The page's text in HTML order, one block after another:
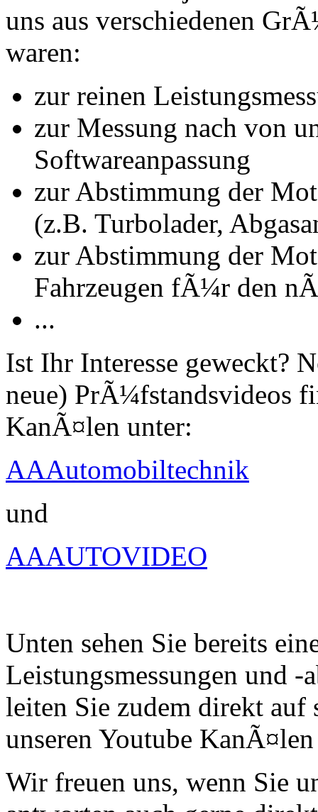
uns aus verschiedenen
waren:
zur reinen
zur Messung nach von
Softwareanpassung
zur Abstimmung der
(z.B. Turbolader,
zur Abstimmung der
Fahrzeugen fÃ¼r den
...
Ist Ihr Interesse geweckt?
neue) PrÃ¼fstandsvideos
KanÃ¤len unter:
AAAutomobiltechnik
und
AAAUTOVIDEO
Unten sehen Sie bereits
Leistungsmessungen und -
leiten Sie zudem direkt auf
unseren Youtube
Wir freuen uns, wenn Sie